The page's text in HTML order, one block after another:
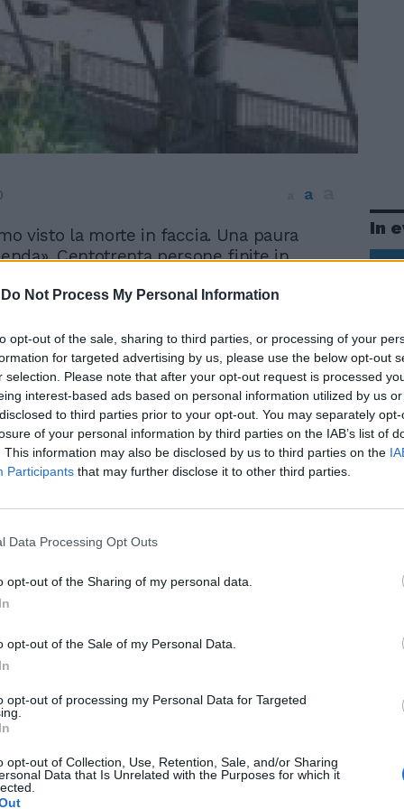
Do Not Process My Personal Information
opt-out of the sale, sharing to third parties, or processing of your
for targeted advertising by us, please use the below opt-out
selection. Please note that after your opt-out request is processed
interest-based ads based on personal information utilized by us
to third parties prior to your opt-out. You may separately
of your personal information by third parties on the IAB’s list of
This information may also be disclosed by us to third parties on the
Participants that may further disclose it to other third parties.
Data Processing Opt Outs
opt-out of the Sharing of my personal data.
opt-out of the Sale of my Personal Data.
opt-out of processing my Personal Data for Targeted
opt-out of Collection, Use, Retention, Sale, and/or Sharing
Data that Is Unrelated with the Purposes for which it
a
visto la morte in faccia. Una paura
Centotrenta persone finite in
con violenza la testa e chi si è tagliato
che sono stati gli psicologi a dover fare il
quando i primi passeggeri sono
negli ospedali. Sono stati momenti
quelli che hanno vissuto i pendolari
alla stazione La Celsa. Il terrore
con le porte che non si
fumo nero tutto intorno. Uno shock
di smarrimento e disperazione. Mara
si trovava nell'ultimo vagone, quello che è
sto bene, ma all'inizio non riuscivo a
ripresa solo adesso». Sul sedile vicino
c'era una ragazza che in quel
battuto la testa - racconta Mara - Non
non sapevo come aiutarla, ero
53 anni, stava andando a lavoro
«C'è stato un forte botto, le luci si
poi il fumo. La gente ha iniziato a urlare
le porte. Abbiamo temuto il peggio».
alla centrale operativa del 118 è
6.54. Dopo tre minuti è arrivata la prima
In
Rudy Giuliani a Come States?
americana